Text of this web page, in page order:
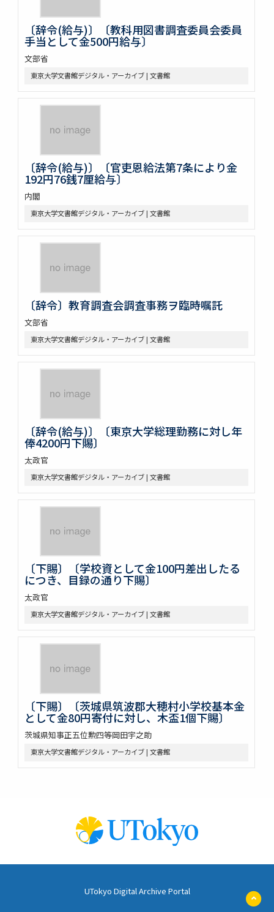
〔辞令(給与)〕〔教科用図書調査委員会委員
手当として金500円給与〕
文部省
東京大学文書館デジタル・アーカイブ | 文書館
〔辞令(給与)〕〔官吏恩給法第7条により金
192円76銭7厘給与〕
内閣
東京大学文書館デジタル・アーカイブ | 文書館
〔辞令〕教育調査会調査事務ヲ臨時嘱託
文部省
東京大学文書館デジタル・アーカイブ | 文書館
〔辞令(給与)〕〔東京大学総理勤務に対し年
俸4200円下賜〕
太政官
東京大学文書館デジタル・アーカイブ | 文書館
〔下賜〕〔学校資として金100円差出したる
につき、目録の通り下賜〕
太政官
東京大学文書館デジタル・アーカイブ | 文書館
〔下賜〕〔茨城県筑波郡大穂村小学校基本金
として金80円寄付に対し、木盃1個下賜〕
茨城県知事正五位勲四等岡田宇之助
東京大学文書館デジタル・アーカイブ | 文書館
UTokyo Digital Archive Portal
ペ